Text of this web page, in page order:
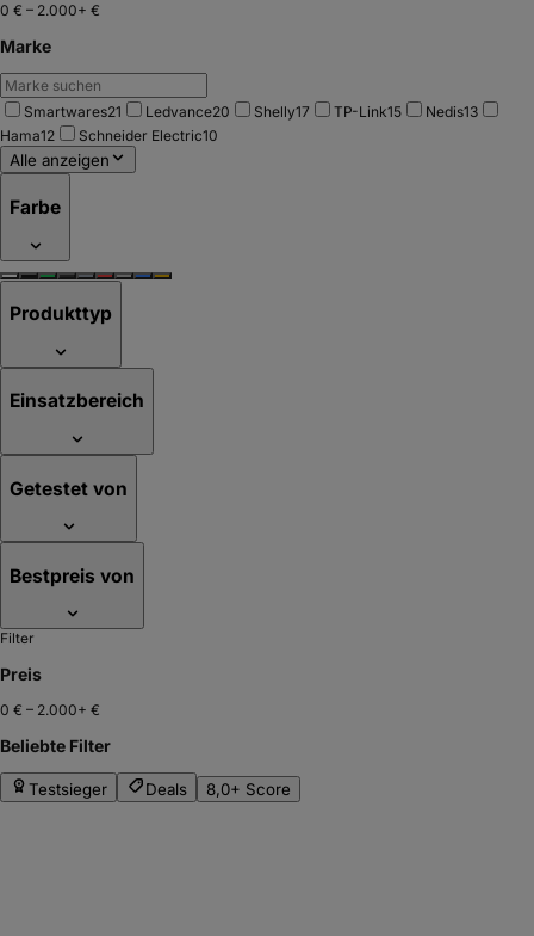
0 € – 2.000+ €
Marke
Smartwares21 Ledvance20 Shelly17 TP-Link15 Nedis13
Hama12 Schneider Electric10
Alle anzeigen
Farbe
Produkttyp
Einsatzbereich
Getestet von
Bestpreis von
Filter
Preis
0 € – 2.000+ €
Beliebte Filter
Testsieger Deals 8,0+ Score